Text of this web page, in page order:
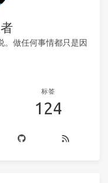
。做任何事情都只是因
标签
124